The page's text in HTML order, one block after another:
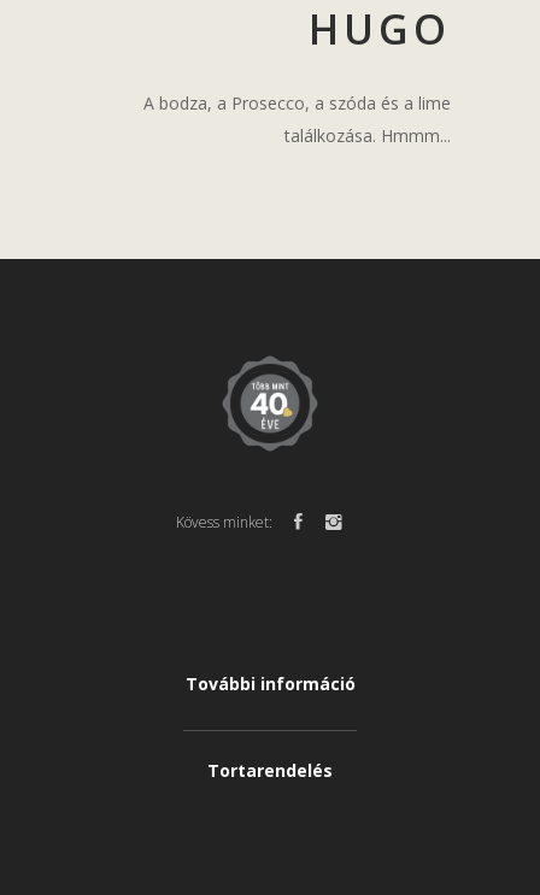
HUGO
A bodza, a Prosecco, a szóda és a lime
találkozása. Hmmm...
Kövess minket:
További információ
Tortarendelés